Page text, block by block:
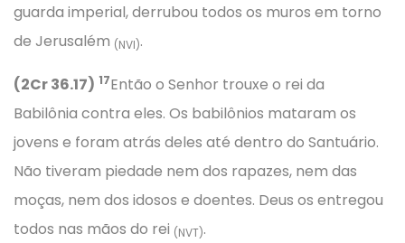
guarda imperial, derrubou todos os muros em torno
de Jerusalém (NVI).
(2Cr 36.17) 17Então o Senhor trouxe o rei da
Babilônia contra eles. Os babilônios mataram os
jovens e foram atrás deles até dentro do Santuário.
Não tiveram piedade nem dos rapazes, nem das
moças, nem dos idosos e doentes. Deus os entregou
todos nas mãos do rei (NVT).